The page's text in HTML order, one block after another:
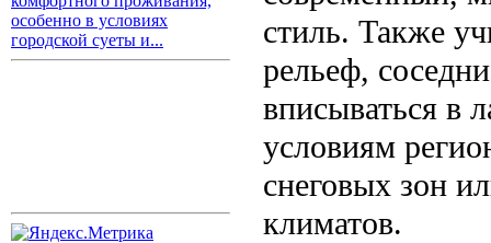
особенно в условиях
городской суеты и...
стиль. Также
рельеф,
вписываться в
условиям
снеговых зон
климатов.